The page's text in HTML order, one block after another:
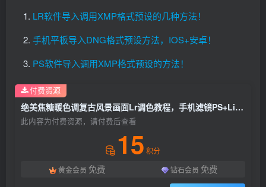
LR软件导入调用XMP格式预设的几种方法！
手机平板导入DNG格式预设方法，IOS+安卓！
PS软件导入调用XMP格式预设的方法！
绝美焦糖暖色调复古风景画面Lr调色教程，手机滤镜PS+Lightroom预设下载！
此内容为付费资源，请付费后查看
15 积分
黄金会员 免费 钻石会员 免费
付费资源